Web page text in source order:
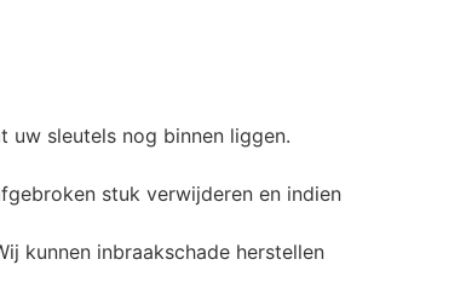
uw sleutels nog binnen liggen.
stuk verwijderen en indien
kunnen inbraakschade herstellen